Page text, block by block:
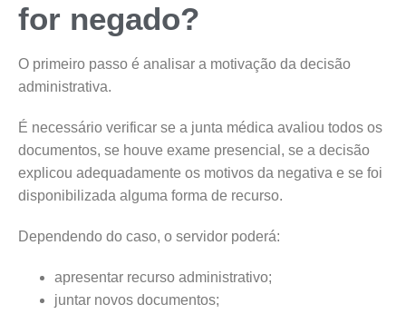
for negado?
O primeiro passo é analisar a motivação da decisão
administrativa.
É necessário verificar se a junta médica avaliou todos os
documentos, se houve exame presencial, se a decisão
explicou adequadamente os motivos da negativa e se foi
disponibilizada alguma forma de recurso.
Dependendo do caso, o servidor poderá:
apresentar recurso administrativo;
juntar novos documentos;